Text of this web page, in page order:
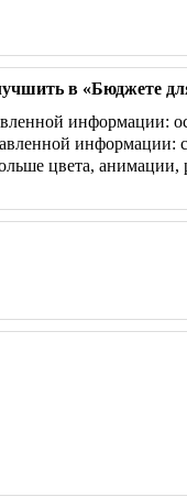
в «Бюджете
информации:
информации:
цвета, анимации,